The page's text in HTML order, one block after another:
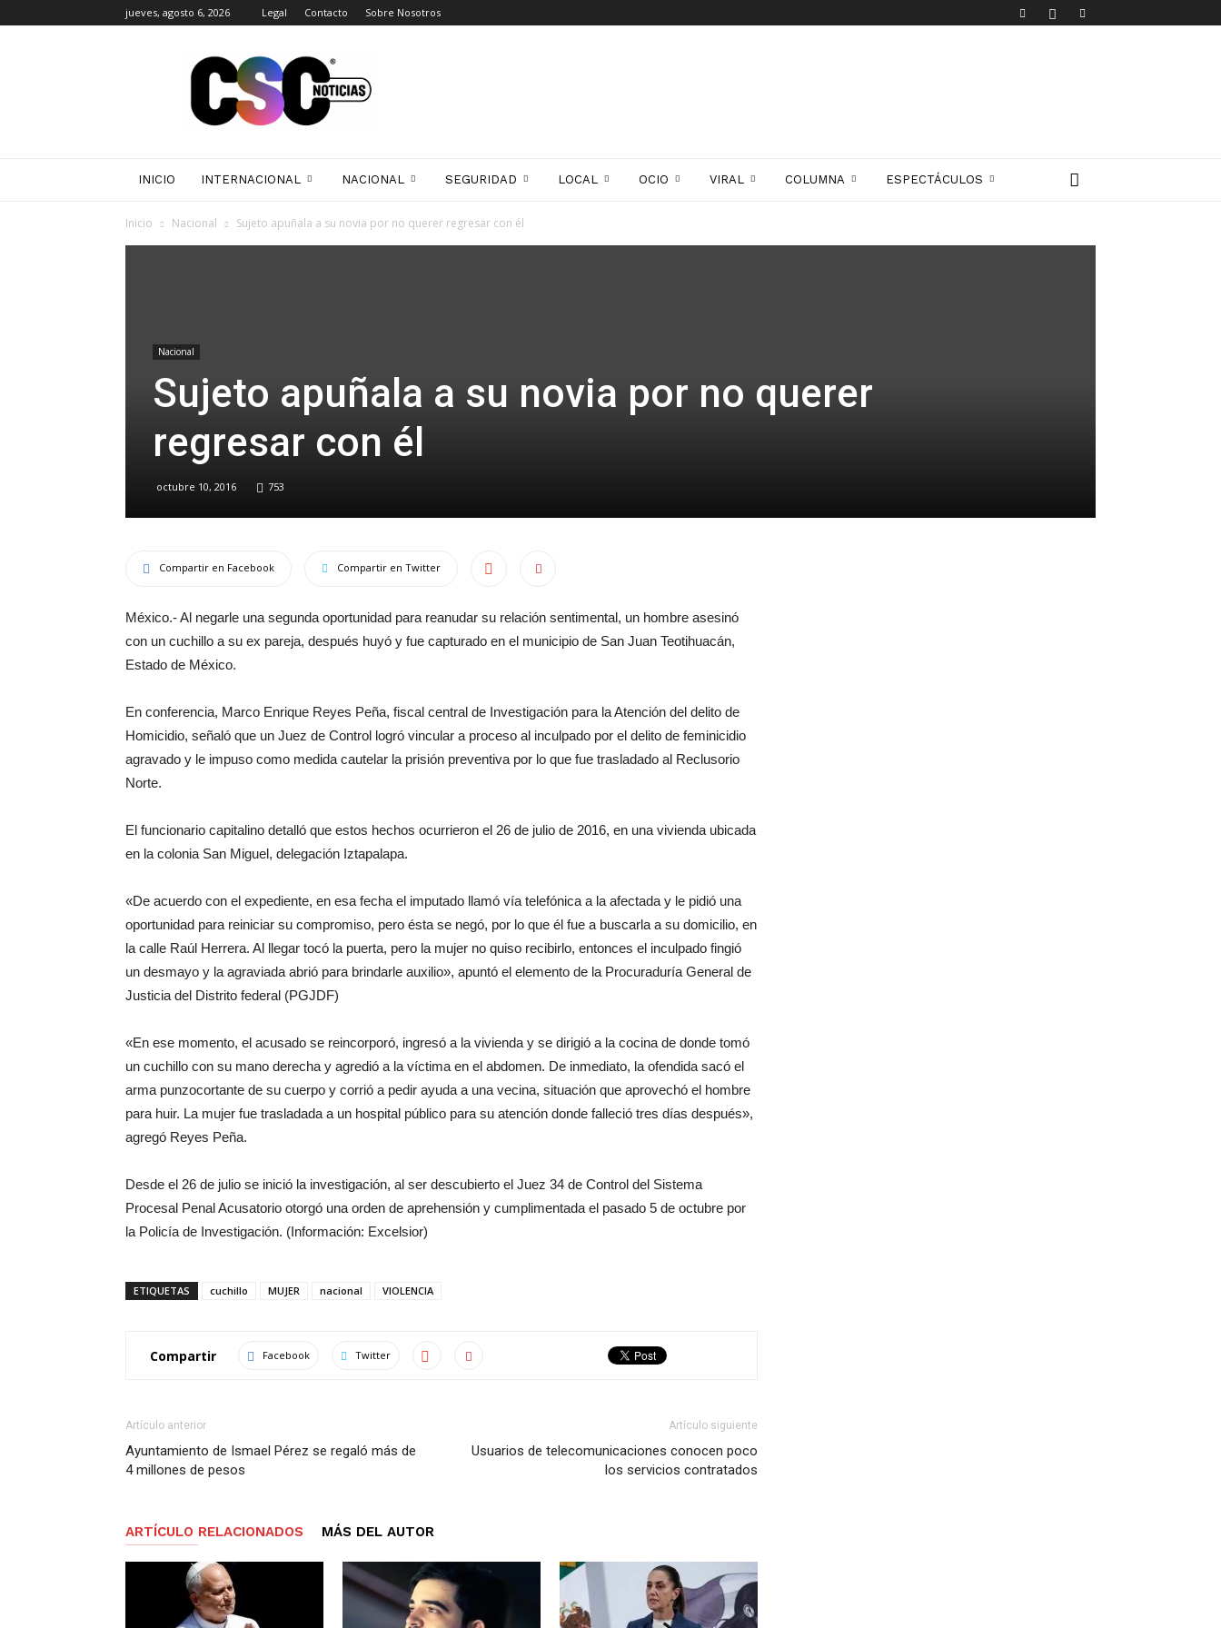
jueves, agosto 6, 2026 Legal Contacto Sobre Nosotros
Noticias
INICIO INTERNACIONAL NACIONAL SEGURIDAD LOCAL OCIO VIRAL COLUMNA ESPECTÁCULOS
Inicio Nacional Sujeto apuñala a su novia por no querer regresar con él
Nacional
Sujeto apuñala a su novia por no querer
regresar con él
octubre 10, 2016 753
Compartir en Facebook Compartir en Twitter
México.- Al negarle una segunda oportunidad para reanudar su relación sentimental, un hombre asesinó
con un cuchillo a su ex pareja, después huyó y fue capturado en el municipio de San Juan Teotihuacán,
Estado de México.
En conferencia, Marco Enrique Reyes Peña, fiscal central de Investigación para la Atención del delito de
Homicidio, señaló que un Juez de Control logró vincular a proceso al inculpado por el delito de feminicidio
agravado y le impuso como medida cautelar la prisión preventiva por lo que fue trasladado al Reclusorio
Norte.
El funcionario capitalino detalló que estos hechos ocurrieron el 26 de julio de 2016, en una vivienda ubicada
en la colonia San Miguel, delegación Iztapalapa.
«De acuerdo con el expediente, en esa fecha el imputado llamó vía telefónica a la afectada y le pidió una
oportunidad para reiniciar su compromiso, pero ésta se negó, por lo que él fue a buscarla a su domicilio, en
la calle Raúl Herrera. Al llegar tocó la puerta, pero la mujer no quiso recibirlo, entonces el inculpado fingió
un desmayo y la agraviada abrió para brindarle auxilio», apuntó el elemento de la Procuraduría General de
Justicia del Distrito federal (PGJDF)
«En ese momento, el acusado se reincorporó, ingresó a la vivienda y se dirigió a la cocina de donde tomó
un cuchillo con su mano derecha y agredió a la víctima en el abdomen. De inmediato, la ofendida sacó el
arma punzocortante de su cuerpo y corrió a pedir ayuda a una vecina, situación que aprovechó el hombre
para huir. La mujer fue trasladada a un hospital público para su atención donde falleció tres días después»,
agregó Reyes Peña.
Desde el 26 de julio se inició la investigación, al ser descubierto el Juez 34 de Control del Sistema
Procesal Penal Acusatorio otorgó una orden de aprehensión y cumplimentada el pasado 5 de octubre por
la Policía de Investigación. (Información: Excelsior)
ETIQUETAS cuchillo MUJER nacional VIOLENCIA
Compartir Facebook Twitter
Artículo anterior
Ayuntamiento de Ismael Pérez se regaló más de
4 millones de pesos
Artículo siguiente
Usuarios de telecomunicaciones conocen poco
los servicios contratados
ARTÍCULO RELACIONADOS MÁS DEL AUTOR